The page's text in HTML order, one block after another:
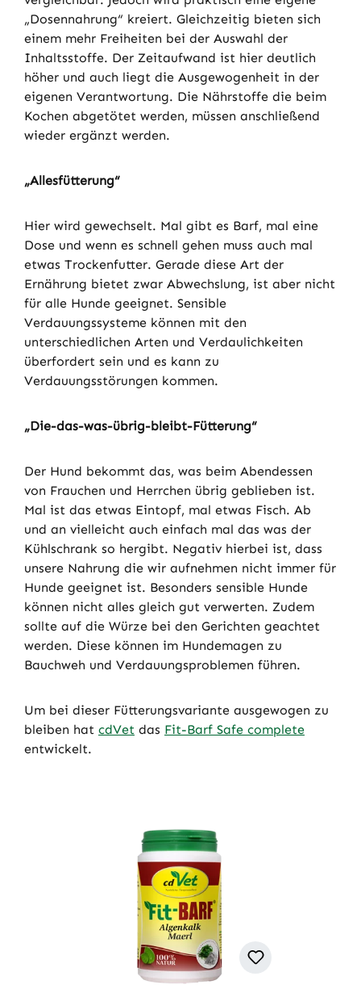
„Dosennahrung“ kreiert. Gleichzeitig bieten sich
einem mehr Freiheiten bei der Auswahl der
Inhaltsstoffe. Der Zeitaufwand ist hier deutlich
höher und auch liegt die Ausgewogenheit in der
eigenen Verantwortung. Die Nährstoffe die beim
Kochen abgetötet werden, müssen anschließend
wieder ergänzt werden.
„Allesfütterung“
Hier wird gewechselt. Mal gibt es Barf, mal eine
Dose und wenn es schnell gehen muss auch mal
etwas Trockenfutter. Gerade diese Art der
Ernährung bietet zwar Abwechslung, ist aber nicht
für alle Hunde geeignet. Sensible
Verdauungssysteme können mit den
unterschiedlichen Arten und Verdaulichkeiten
überfordert sein und es kann zu
Verdauungsstörungen kommen.
„Die-das-was-übrig-bleibt-Fütterung“
Der Hund bekommt das, was beim Abendessen
von Frauchen und Herrchen übrig geblieben ist.
Mal ist das etwas Eintopf, mal etwas Fisch. Ab
und an vielleicht auch einfach mal das was der
Kühlschrank so hergibt. Negativ hierbei ist, dass
unsere Nahrung die wir aufnehmen nicht immer für
Hunde geeignet ist. Besonders sensible Hunde
können nicht alles gleich gut verwerten. Zudem
sollte auf die Würze bei den Gerichten geachtet
werden. Diese können im Hundemagen zu
Bauchweh und Verdauungsproblemen führen.
Um bei dieser Fütterungsvariante ausgewogen zu
bleiben hat cdVet das Fit-Barf Safe complete
entwickelt.